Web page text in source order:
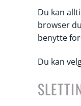
Du kan
browser
benytte
Du kan